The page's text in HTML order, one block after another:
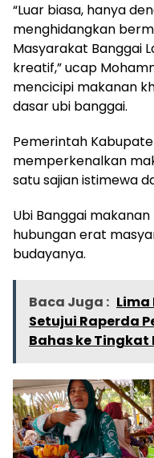
“Luar biasa, hanya
menghidangkan
Masyarakat Banggai
kreatif,” ucap
mencicipi makanan
dasar ubi banggai.
Pemerintah
memperkenalkan
satu sajian istimewa
Ubi Banggai
hubungan erat
budayanya.
Baca Juga : Lima
Setujui Raperda
Bahas ke Tingkat